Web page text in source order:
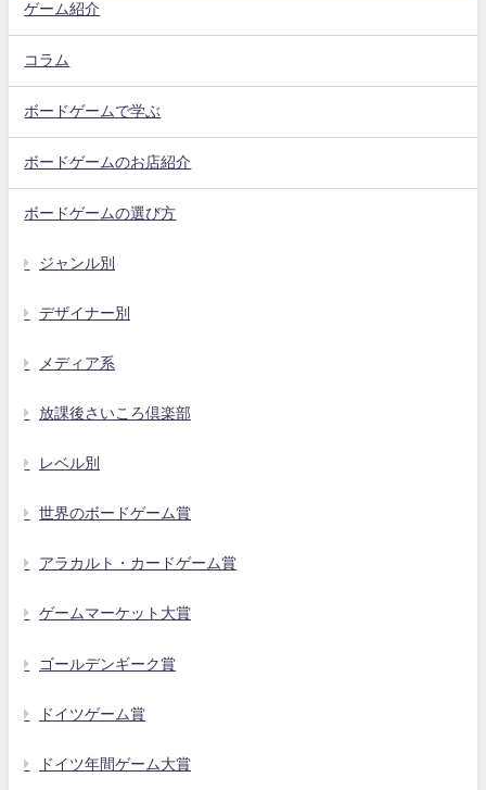
ゲーム紹介
コラム
ボードゲームで学ぶ
ボードゲームのお店紹介
ボードゲームの選び方
ジャンル別
デザイナー別
メディア系
放課後さいころ倶楽部
レベル別
世界のボードゲーム賞
アラカルト・カードゲーム賞
ゲームマーケット大賞
ゴールデンギーク賞
ドイツゲーム賞
ドイツ年間ゲーム大賞